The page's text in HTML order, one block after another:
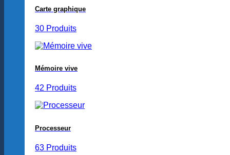
Carte graphique
30 Produits
Mémoire vive
42 Produits
Processeur
63 Produits